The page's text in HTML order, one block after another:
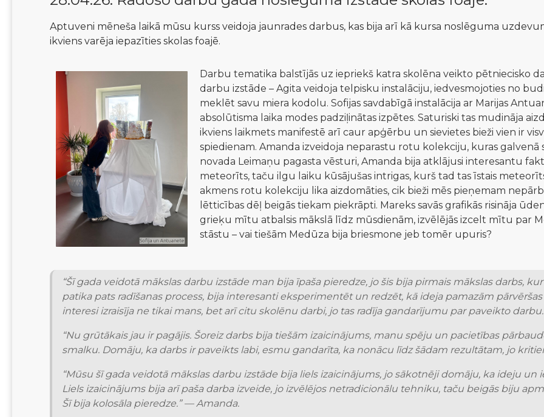
Aptuveni mēneša laikā mūsu kurss veidoja jaunrades darbus, kas bija arī kā kursa noslēguma
ikviens varēja iepazīties skolas foajē.
Darbu tematika balstījās uz iepriekš katra skolēna veikto pētniecisko
darbu izstāde – Agita veidoja telpisku instalāciju, iedvesmojoties no
meklēt savu miera kodolu. Sofijas savdabīgā instalācija ar Marijas
absolūtisma laika modes padziļinātas izpētes. Saturiski tas mudināja
ikviens laikmets manifestē arī caur apģērbu un sievietes bieži vien ir
spiedienam. Amanda izveidoja neparastu rotu kolekciju, kuras galvenā
novada Leimaņu pagasta vēsturi, Amanda bija atklājusi interesantu
meteorīts, taču ilgu laiku kūsājušas intrigas, kurš tad tas īstais
akmens rotu kolekciju lika aizdomāties, cik bieži mēs pieņemam
lētticības dēļ beigās tiekam piekrāpti. Mareks savās grafikās risināja
grieķu mītu atbalsis mākslā līdz mūsdienām, izvēlējās izcelt mītu par
stāstu – vai tiešām Medūza bija briesmone jeb tomēr upuris?
“Šī gada veidotā mākslas darbu izstāde man bija īpaša pieredze, jo šis bija pirmais mākslas darbs,
patika pats radīšanas process, bija interesanti eksperimentēt un redzēt, kā ideja pamazām
interesi izraisīja ne tikai mans, bet arī citu skolēnu darbi, jo tas radīja gandarījumu par paveikto
“Nu grūtākais jau ir pagājis. Šoreiz darbs bija tiešām izaicinājums, manu spēju un pacietības
smalku. Domāju, ka darbs ir paveikts labi, esmu gandarīta, ka nonācu līdz šādam rezultātam, jo
“Mūsu šī gada veidotā mākslas darbu izstāde bija liels izaicinājums, jo sākotnēji domāju, ka ideju un
Liels izaicinājums bija arī paša darba izveide, jo izvēlējos netradicionālu tehniku, taču beigās biju
Šī bija kolosāla pieredze.” — Amanda.